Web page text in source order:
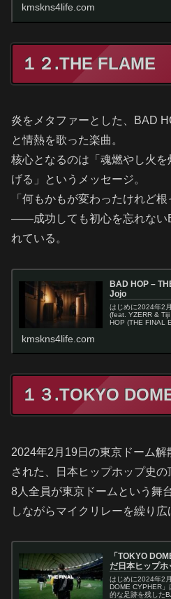
kmskns4life.com
１２.THE FLAME
炎をメタファーとした、BAD
と情熱を歌った楽曲。
核心となるのは「魂燃やし火
げる」というメッセージ。
「何もかもが変わったけれど
——成功しても初心を忘れない
れている。
BAD HOP –
Jojo
はじめに2024年2
(feat. YZERR &
HOP (THE FINAL
kmskns4life.com
１３.TOKYO
2024年2月19日の東京ドーム解
された、日本ヒップホップ史の
8人全員が東京ドームという舞
しながらマイクリレーを繰り広
「TOKYO
だ日本ヒップホ
はじめに2024年2
DOME CYPHER
的な足跡を残した